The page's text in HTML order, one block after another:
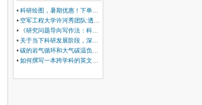
• 科研绘图，暑期优惠！下单立减500元
• 空军工程大学许河秀团队:透明混沌编码超表面，解锁雷达-红外兼容隐身多尺度设计
•
《研究问题导向写作法：科研萌新首篇SCI/SSCI通关笔记》前言
• 关于当下科研发展阶段，深耕学术交流内生价值的相关建议
• 碳的岩气循环和大气碳温负反馈调节机制
• 如何撰写一本跨学科的英文国际学术专著